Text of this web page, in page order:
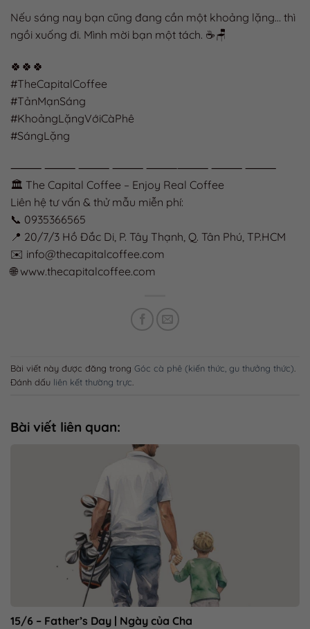
Nếu sáng nay bạn cũng đang cần một khoảng lặng… thì
ngồi xuống đi. Mình mời bạn một tách. ☕️🪑
🍀🍀🍀
#TheCapitalCoffee
#TảnMạnSáng
#KhoảngLặngVớiCàPhê
#SángLặng
⸻ ⸻ ⸻ ⸻ ⸻⸻ ⸻ ⸻
🏛️ The Capital Coffee – Enjoy Real Coffee
Liên hệ tư vấn & thử mẫu miễn phí:
📞 0935366565
📍 20/7/3 Hồ Đắc Di, P. Tây Thạnh, Q. Tân Phú, TP.HCM
✉️ info@thecapitalcoffee.com
🌐 www.thecapitalcoffee.com
Bài viết này được đăng trong Góc cà phê (kiến thức, gu thưởng thức).
Đánh dấu liên kết thường trực.
Bài viết liên quan:
15/6 – Father’s Day | Ngày của Cha